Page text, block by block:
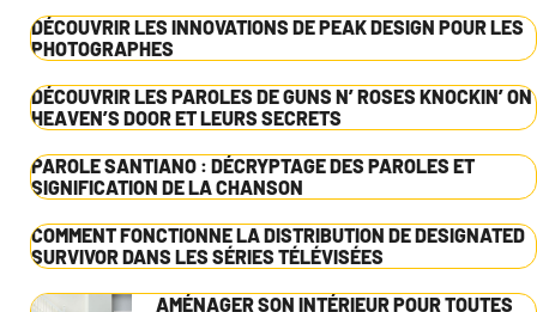
DÉCOUVRIR LES INNOVATIONS DE PEAK DESIGN POUR LES
PHOTOGRAPHES
DÉCOUVRIR LES PAROLES DE GUNS N’ ROSES KNOCKIN’ ON
HEAVEN’S DOOR ET LEURS SECRETS
PAROLE SANTIANO : DÉCRYPTAGE DES PAROLES ET
SIGNIFICATION DE LA CHANSON
COMMENT FONCTIONNE LA DISTRIBUTION DE DESIGNATED
SURVIVOR DANS LES SÉRIES TÉLÉVISÉES
AMÉNAGER SON INTÉRIEUR POUR TOUTES